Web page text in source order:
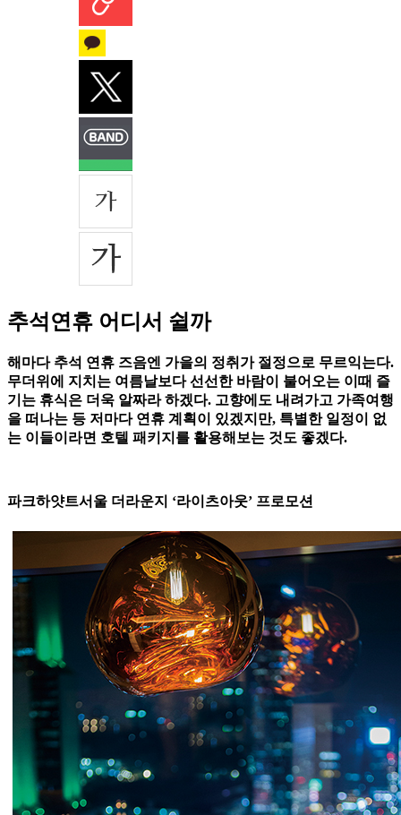
추석연휴 어디서 쉴까
해마다 추석 연휴 즈음엔 가을의 정취가 절정으로 무르익는다.
무더위에 지치는 여름날보다 선선한 바람이 불어오는 이때 즐
기는 휴식은 더욱 알짜라 하겠다. 고향에도 내려가고 가족여행
을 떠나는 등 저마다 연휴 계획이 있겠지만, 특별한 일정이 없
는 이들이라면 호텔 패키지를 활용해보는 것도 좋겠다.
파크하얏트서울 더라운지 ‘라이츠아웃’ 프로모션